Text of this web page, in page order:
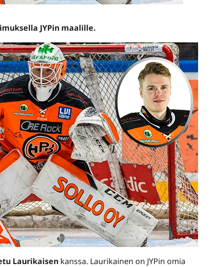
JYPin maalille.
Laurikaisen kanssa. Laurikainen on JYPin omia